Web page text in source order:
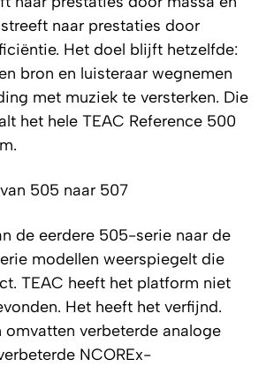
naar prestaties door
Het doel blijft hetzelfde:
bron en luisteraar wegnemen
met muziek te versterken. Die
het hele TEAC Reference 500
505 naar 507
de eerdere 505-serie naar de
modellen weerspiegelt die
TEAC heeft het platform niet
Het heeft het verfijnd.
omvatten verbeterde analoge
NCOREx-